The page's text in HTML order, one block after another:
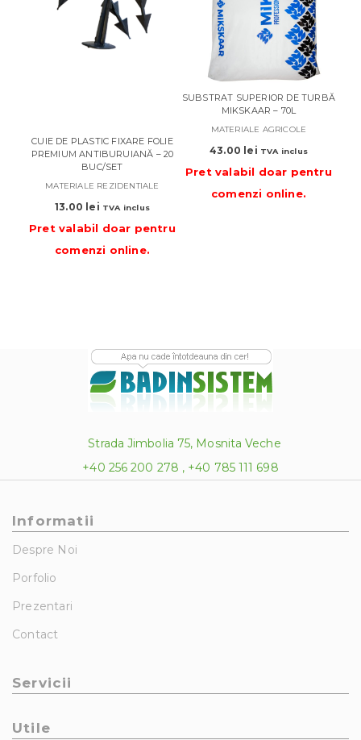
CUIE DE PLASTIC FIXARE FOLIE
PREMIUM ANTIBURUIANĂ – 20
BUC/SET
MATERIALE REZIDENTIALE
13.00 lei TVA inclus
Pret valabil doar pentru
comenzi online.
SUBSTRAT SUPERIOR DE TURBĂ
MIKSKAAR – 70L
MATERIALE AGRICOLE
43.00 lei TVA inclus
Pret valabil doar pentru
comenzi online.
Strada Jimbolia 75, Mosnita Veche
+40 256 200 278 , +40 785 111 698
Informatii
Despre Noi
Porfolio
Prezentari
Contact
Servicii
Utile